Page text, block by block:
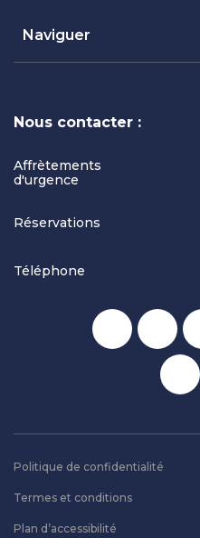
Naviguer
Nous contacter :
Affrètements
d'urgence
Réservations
Téléphone
Politique de confidentialité
Termes et conditions
Plan d’accessibilité